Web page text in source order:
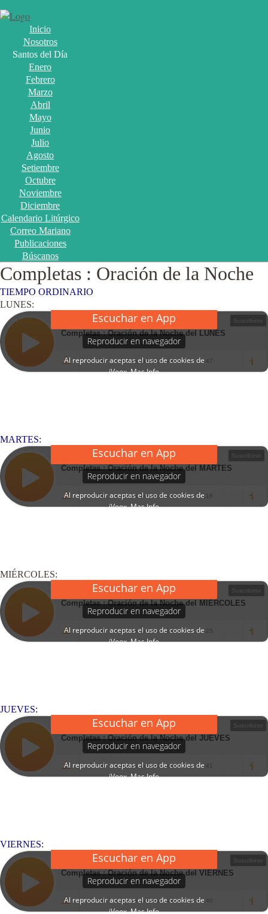
Inicio
Nosotros
Santos del Día
Enero
Febrero
Marzo
Abril
Mayo
Junio
Julio
Agosto
Setiembre
Octubre
Noviembre
Diciembre
Calendario Litúrgico
Correo Mariano
Publicaciones
Búscanos
Completas : Oración de la Noche
TIEMPO ORDINARIO
LUNES:
MARTES:
MIÉRCOLES:
JUEVES:
VIERNES: